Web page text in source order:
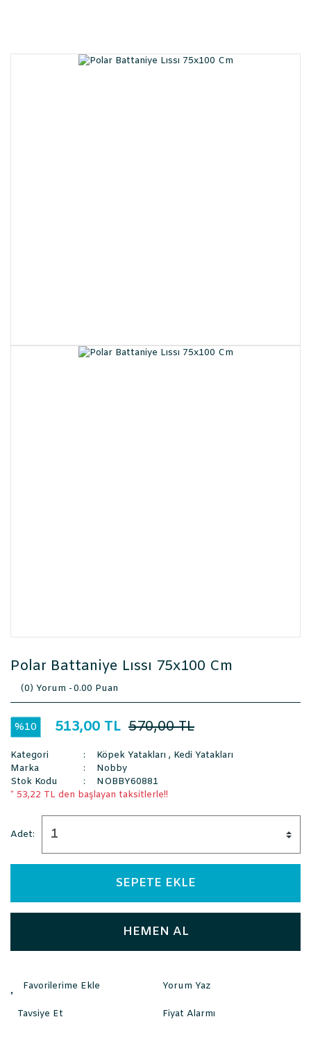
Polar Battaniye Lıssı 75x100 Cm
(0) Yorum -0.00 Puan
%10 513,00 TL 570,00 TL
Kategori Köpek Yatakları , Kedi Yatakları
Marka
Nobby
Stok Kodu
NOBBY60881
* 53,22 TL den başlayan taksitlerle!!
Adet:
SEPETE EKLE
HEMEN AL
Yorum Yaz
Tavsiye Et Fiyat Alarmı